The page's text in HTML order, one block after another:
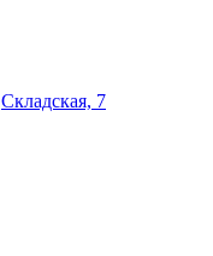
Складская, 7